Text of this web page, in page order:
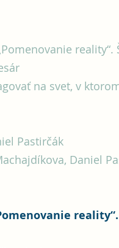
reality“.
na svet, v
Pastirčák
Daniel